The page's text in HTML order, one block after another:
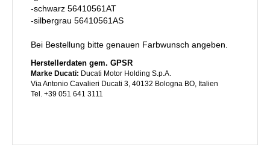
-schwarz 56410561AT
-silbergrau 56410561AS
Bei Bestellung bitte genauen Farbwunsch angeben.
Herstellerdaten gem. GPSR
Marke Ducati: Ducati Motor Holding S.p.A.
Via Antonio Cavalieri Ducati 3, 40132 Bologna BO, Italien
Tel. +39 051 641 3111